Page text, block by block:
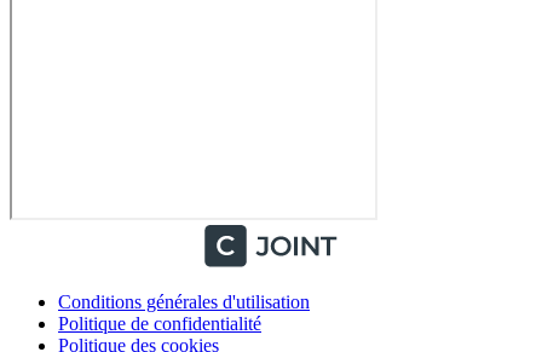
Conditions générales d'utilisation
Politique de confidentialité
Politique des cookies